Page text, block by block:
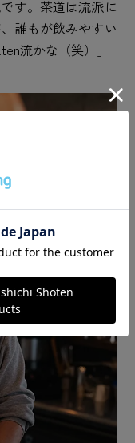
す。茶道は流派に
誰もが飲みやすい
流かな（笑）」